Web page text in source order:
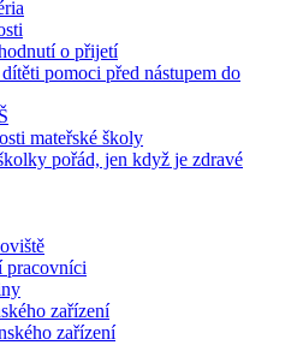
o přijetí
pomoci před nástupem do
mateřské školy
pořád, jen když je zdravé
pracovníci
zařízení
zařízení